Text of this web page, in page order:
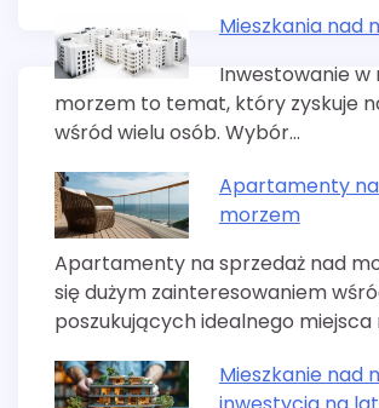
Mieszkania nad
Inwestowanie w
morzem to temat, który zyskuje
wśród wielu osób. Wybór…
Apartamenty
morzem
Apartamenty na sprzedaż nad
się dużym zainteresowaniem
poszukujących idealnego miejsca
Mieszkanie nad
Nawigacja